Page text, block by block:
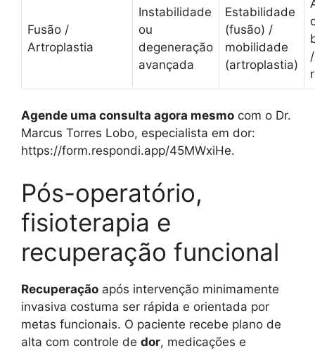
Fusão /
Artroplastia
Instabilidade
ou
degeneração
avançada
Estabilidade
(fusão) /
mobilidade
(artroplastia)
Agende uma consulta agora mesmo com o Dr.
Marcus Torres Lobo, especialista em dor:
https://form.respondi.app/45MWxiHe.
Pós-operatório,
fisioterapia e
recuperação funcional
Recuperação após intervenção minimamente
invasiva costuma ser rápida e orientada por
metas funcionais. O paciente recebe plano de
alta com controle de dor, medicações e